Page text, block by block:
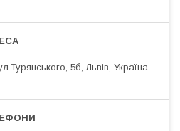
5б, Львів, Україна